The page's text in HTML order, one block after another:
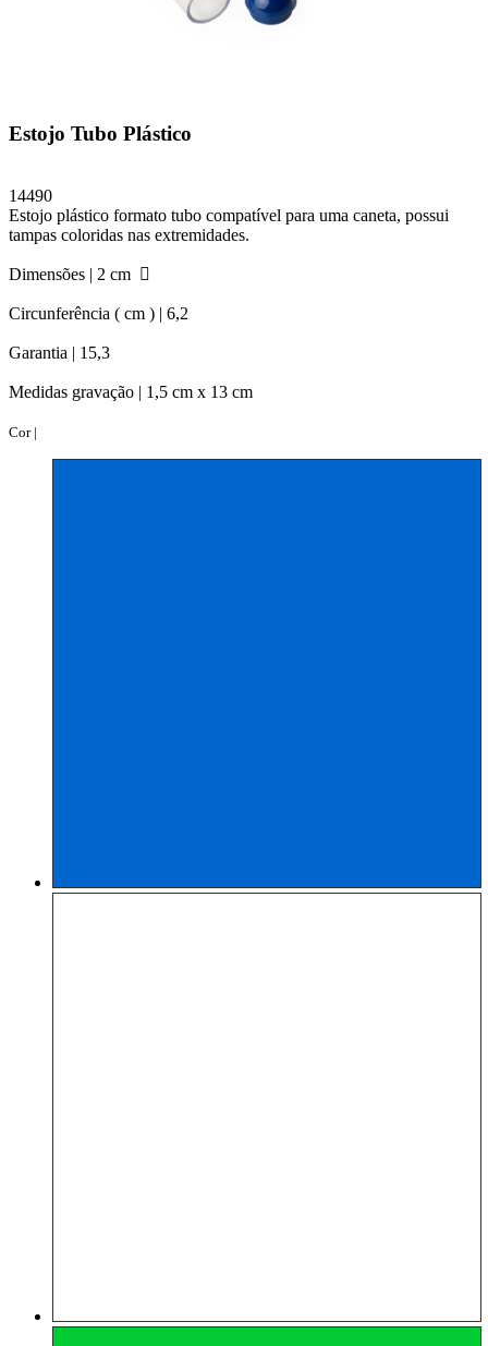
Estojo Tubo Plástico
14490
Estojo plástico formato tubo compatível para uma caneta, possui
tampas coloridas nas extremidades.
Dimensões | 2 cm
Circunferência ( cm ) | 6,2
Garantia | 15,3
Medidas gravação | 1,5 cm x 13 cm
Cor |